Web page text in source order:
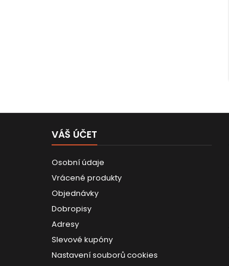
VÁŠ ÚČET
Osobní údaje
Vrácené produkty
Objednávky
Dobropisy
Adresy
Slevové kupóny
Nastavení souborů cookies